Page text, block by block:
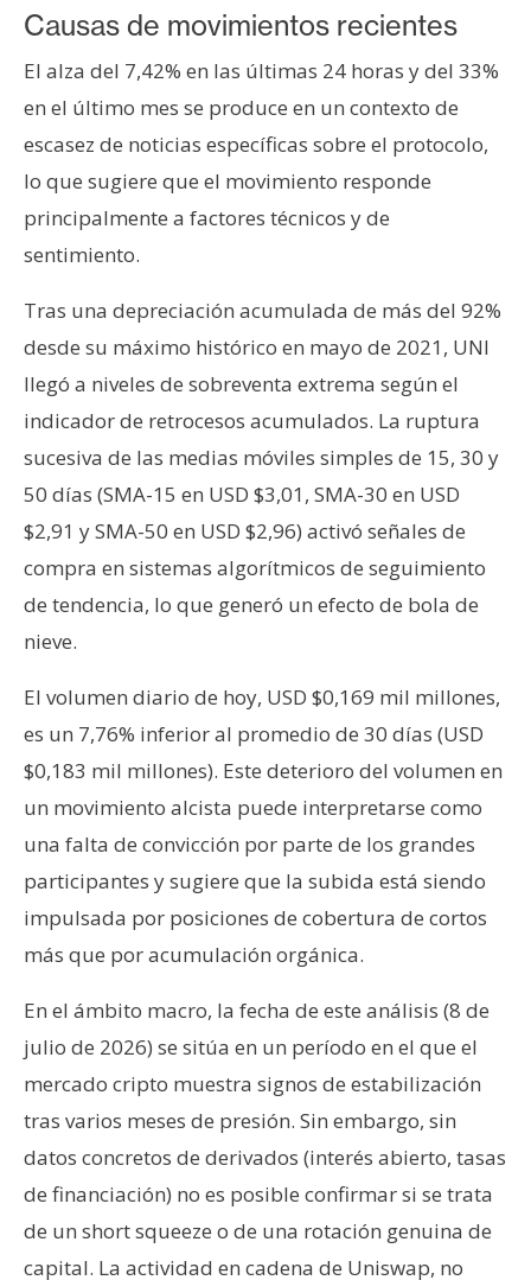
i
c
d
a
d
Causas de movimientos recientes
El alza del 7,42% en las últimas 24 horas y del 33%
en el último mes se produce en un contexto de
escasez de noticias específicas sobre el protocolo,
lo que sugiere que el movimiento responde
principalmente a factores técnicos y de
sentimiento.
Tras una depreciación acumulada de más del 92%
desde su máximo histórico en mayo de 2021, UNI
llegó a niveles de sobreventa extrema según el
indicador de retrocesos acumulados. La ruptura
sucesiva de las medias móviles simples de 15, 30 y
50 días (SMA-15 en USD $3,01, SMA-30 en USD
$2,91 y SMA-50 en USD $2,96) activó señales de
compra en sistemas algorítmicos de seguimiento
de tendencia, lo que generó un efecto de bola de
nieve.
El volumen diario de hoy, USD $0,169 mil millones,
es un 7,76% inferior al promedio de 30 días (USD
$0,183 mil millones). Este deterioro del volumen en
un movimiento alcista puede interpretarse como
una falta de convicción por parte de los grandes
participantes y sugiere que la subida está siendo
impulsada por posiciones de cobertura de cortos
más que por acumulación orgánica.
En el ámbito macro, la fecha de este análisis (8 de
julio de 2026) se sitúa en un período en el que el
mercado cripto muestra signos de estabilización
tras varios meses de presión. Sin embargo, sin
datos concretos de derivados (interés abierto, tasas
de financiación) no es posible confirmar si se trata
de un short squeeze o de una rotación genuina de
capital. La actividad en cadena de Uniswap, no